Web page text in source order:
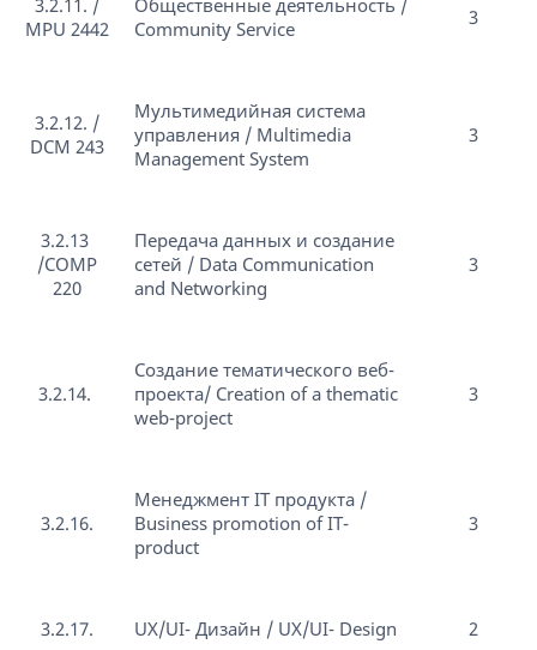
3.2.11. /
MPU 2442
Общественные деятельность /
Community Service
3
3.2.12. /
DCM 243
Мультимедийная система
управления / Multimedia
Management System
3
3.2.13
/COMP
220
Передача данных и создание
сетей / Data Communication
and Networking
3
3.2.14.
Создание тематического веб-
проекта/ Creation of a thematic
web-project
3
3.2.16.
Менеджмент IT продукта /
Business promotion of IT-
product
3
3.2.17. UX/UI- Дизайн / UX/UI- Design 2